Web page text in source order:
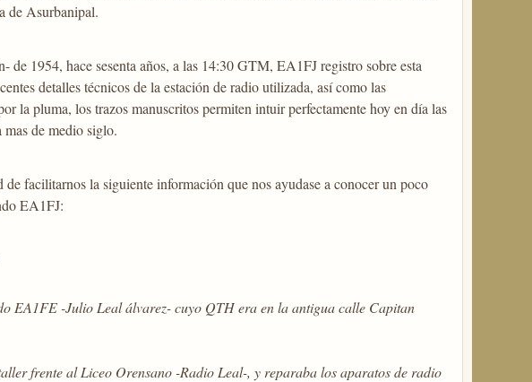
de Asurbanipal.
de 1954, hace sesenta años, a las 14:30 GTM, EA1FJ registro sobre esta
detalles técnicos de la estación de radio utilizada, así como las
la pluma, los trazos manuscritos permiten intuir perfectamente hoy en día las
de medio siglo.
facilitarnos la siguiente información que nos ayudase a conocer un poco
EA1FJ:
EA1FE -Julio Leal álvarez- cuyo QTH era en la antigua calle Capitan
frente al Liceo Orensano -Radio Leal-, y reparaba los aparatos de radio